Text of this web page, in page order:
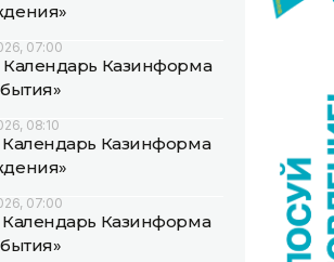
07:00
Календарь Казинформа
08:10
Календарь Казинформа
07:00
Календарь Казинформа